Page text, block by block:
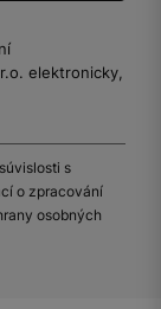
elektronicky,
s
o zpracování
osobných